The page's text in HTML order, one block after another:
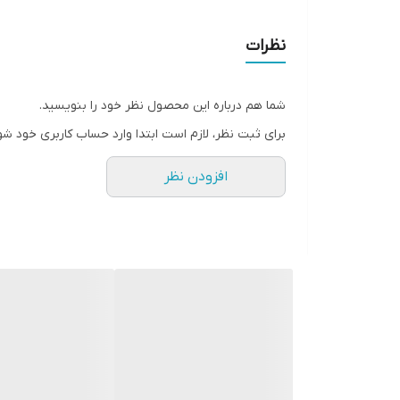
دیمردار ۶ سرعته
صفحه ۱۲۵
نظرات
شما هم درباره این محصول نظر خود را بنویسید.
برای ثبت نظر، لازم است ابتدا وارد حساب کاربری خود
افزودن نظر